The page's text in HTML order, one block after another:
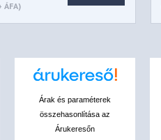
ÁFA)
Árak és paraméterek
összehasonlítása az
Árukeresőn